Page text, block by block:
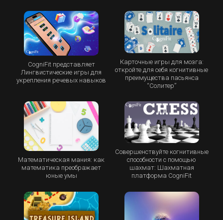
CogniFit представляет
Лингвистические игры для
укрепления речевых навыков
Карточные игры для мозга:
откройте для себя когнитивные
преимущества пасьянса
“Cолитер”
Математическая мания: как
математика преображает
юные умы
Совершенствуйте когнитивные
способности с помощью
шахмат: Шахматная
платформа CogniFit